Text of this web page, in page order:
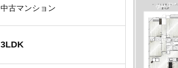
中古マンション
3LDK